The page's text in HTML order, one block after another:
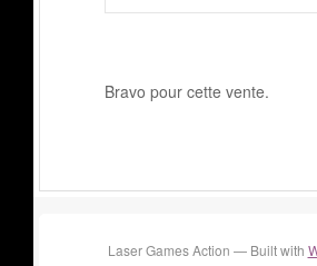
Bravo pour cette vente.
Laser Games Action — Built with